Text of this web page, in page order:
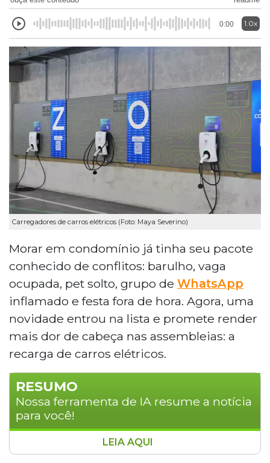
0:00 1.0x
Carregadores de carros elétricos (Foto: Maya Severino)
Morar em condomínio já tinha seu pacote
conhecido de conflitos: barulho, vaga
ocupada, pet solto, grupo de WhatsApp
inflamado e festa fora de hora. Agora, uma
novidade entrou na lista e promete render
mais dor de cabeça nas assembleias: a
recarga de carros elétricos.
RESUMO
Nossa ferramenta de IA resume a notícia
para você!
Morar em condomínio oferece segurança,
LEIA AQUI